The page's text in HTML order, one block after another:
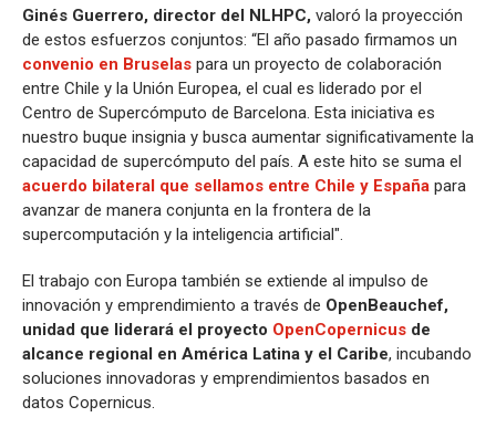
Ginés Guerrero, director del NLHPC, valoró la proyección
de estos esfuerzos conjuntos: “El año pasado firmamos un
convenio en Bruselas para un proyecto de colaboración
entre Chile y la Unión Europea, el cual es liderado por el
Centro de Supercómputo de Barcelona. Esta iniciativa es
nuestro buque insignia y busca aumentar significativamente la
capacidad de supercómputo del país. A este hito se suma el
acuerdo bilateral que sellamos entre Chile y España para
avanzar de manera conjunta en la frontera de la
supercomputación y la inteligencia artificial".
El trabajo con Europa también se extiende al impulso de
innovación y emprendimiento a través de OpenBeauchef,
unidad que liderará el proyecto OpenCopernicus de
alcance regional en América Latina y el Caribe, incubando
soluciones innovadoras y emprendimientos basados en
datos Copernicus.